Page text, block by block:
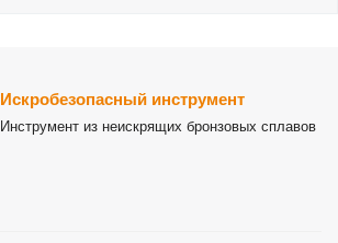
Искробезопасный инструмент
Инструмент из неискрящих бронзовых сплавов